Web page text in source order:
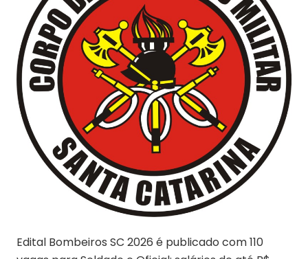
Edital Bombeiros SC 2026 é publicado com 110